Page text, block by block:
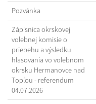
Pozvánka
Zápisnica okrskovej
volebnej komisie o
priebehu a výsledku
hlasovania vo volebnom
okrsku Hermanovce nad
Topľou - referendum
04.07.2026